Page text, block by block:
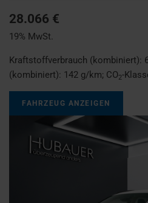
28.066 €
19% MwSt.
Kraftstoffverbrauch (kombiniert):
(kombiniert): 142 g/km; CO2-
FAHRZEUG ANZEIGEN